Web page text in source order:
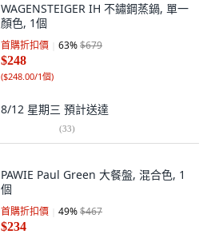
WAGENSTEIGER IH 不鏽鋼蒸鍋, 單一
顏色, 1個
首購折扣價 63%$679
$248
($248.00/1個)
8/12 星期三 預計送達
(33)
PAWIE Paul Green 大餐盤, 混合色, 1
個
首購折扣價 49%$467
$234